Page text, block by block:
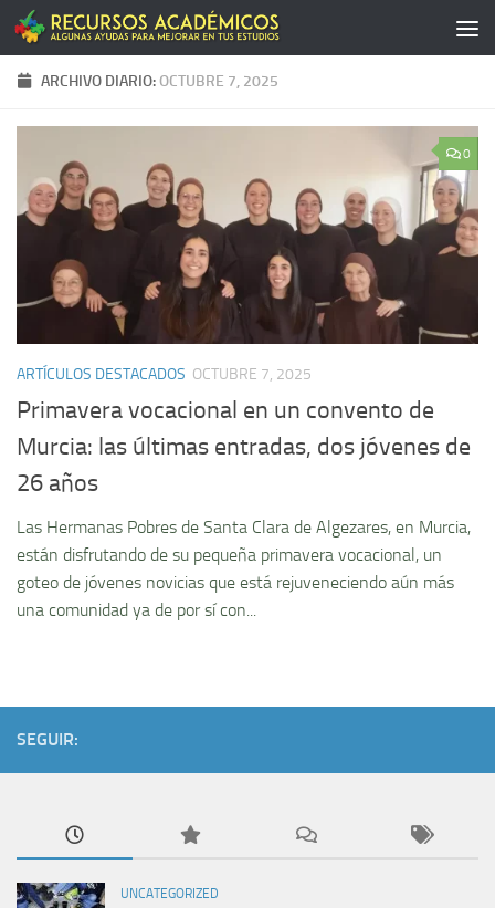
Saltar al contenido
ARCHIVO DIARIO:OCTUBRE 7, 2025
0
ARTÍCULOS DESTACADOS OCTUBRE 7, 2025
Primavera vocacional en un convento de
Murcia: las últimas entradas, dos jóvenes de
26 años
Las Hermanas Pobres de Santa Clara de Algezares, en Murcia,
están disfrutando de su pequeña primavera vocacional, un
goteo de jóvenes novicias que está rejuveneciendo aún más
una comunidad ya de por sí con...
SEGUIR:
UNCATEGORIZED